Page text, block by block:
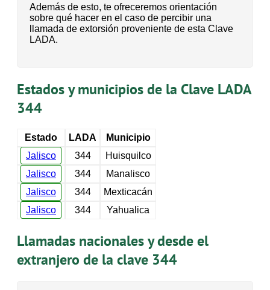
Además de esto, te ofreceremos orientación
sobre qué hacer en el caso de percibir una
llamada de extorsión proveniente de esta Clave
LADA.
Estados y municipios de la Clave LADA
344
Estado LADA
Municipio
Jalisco
344
Huisquilco
Jalisco
344
Manalisco
Jalisco
344
Mexticacán
Jalisco
344 Yahualica
Llamadas nacionales y desde el
extranjero de la clave 344